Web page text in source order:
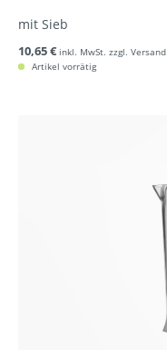
mit Sieb
10,65 € inkl. MwSt. zzgl. Versand
Artikel vorrätig